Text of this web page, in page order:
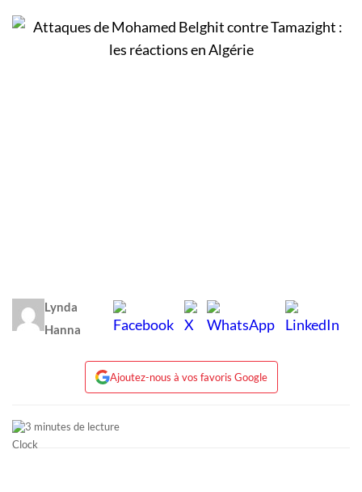
Lynda
Hanna
Ajoutez-nous à vos favoris Google
3 minutes de lecture